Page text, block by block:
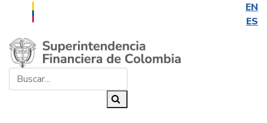
EN
ES
Saltar al contenido principal